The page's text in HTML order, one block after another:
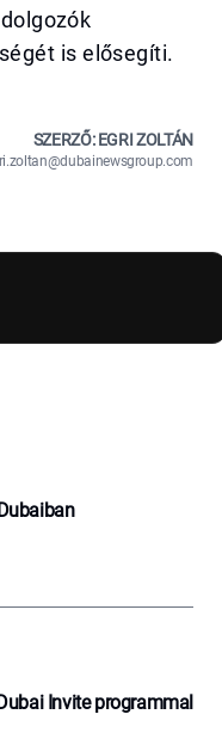
is elősegíti.
SZERZŐ: EGRI ZOLTÁN
Invite programmal